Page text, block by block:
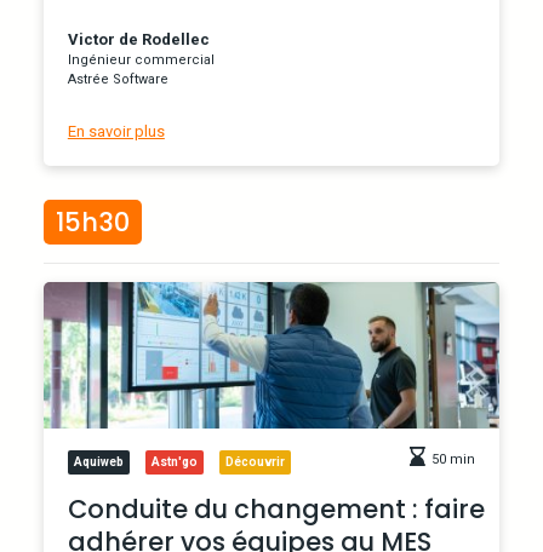
Victor de Rodellec
Ingénieur commercial
Astrée Software
En savoir plus
15h30
Aquiweb Astn'go Découvrir 50 min
Conduite du changement : faire
adhérer vos équipes au MES